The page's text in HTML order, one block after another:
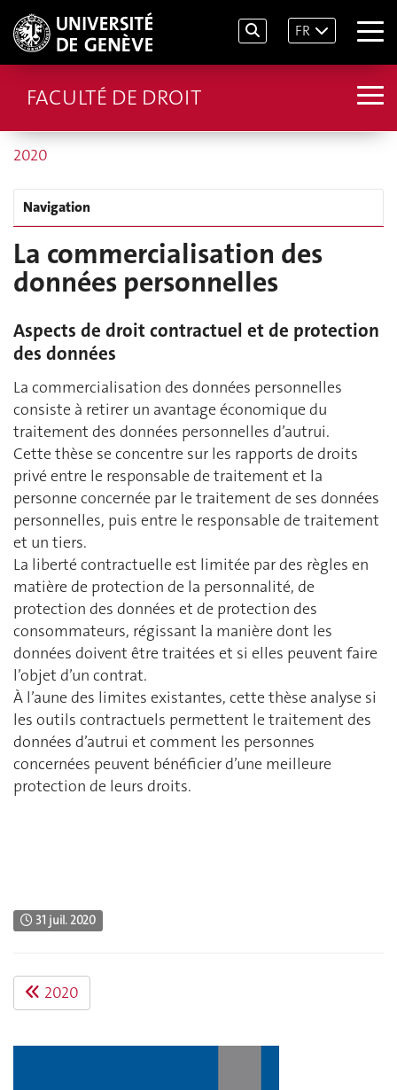
FR
FACULTÉ DE DROIT
2020
Navigation
La commercialisation des
données personnelles
Aspects de droit contractuel et de protection
des données
La commercialisation des données personnelles
consiste à retirer un avantage économique du
traitement des données personnelles d’autrui.
Cette thèse se concentre sur les rapports de droits
privé entre le responsable de traitement et la
personne concernée par le traitement de ses données
personnelles, puis entre le responsable de traitement
et un tiers.
La liberté contractuelle est limitée par des règles en
matière de protection de la personnalité, de
protection des données et de protection des
consommateurs, régissant la manière dont les
données doivent être traitées et si elles peuvent faire
l’objet d’un contrat.
À l’aune des limites existantes, cette thèse analyse si
les outils contractuels permettent le traitement des
données d’autrui et comment les personnes
concernées peuvent bénéficier d’une meilleure
protection de leurs droits.
31 juil. 2020
2020